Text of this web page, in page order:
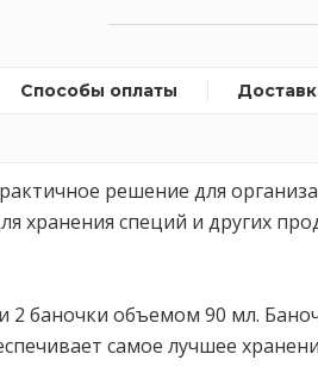
Способы оплаты
решение для
хранения специй и других
2 баночки объемом 90 мл.
самое лучшее